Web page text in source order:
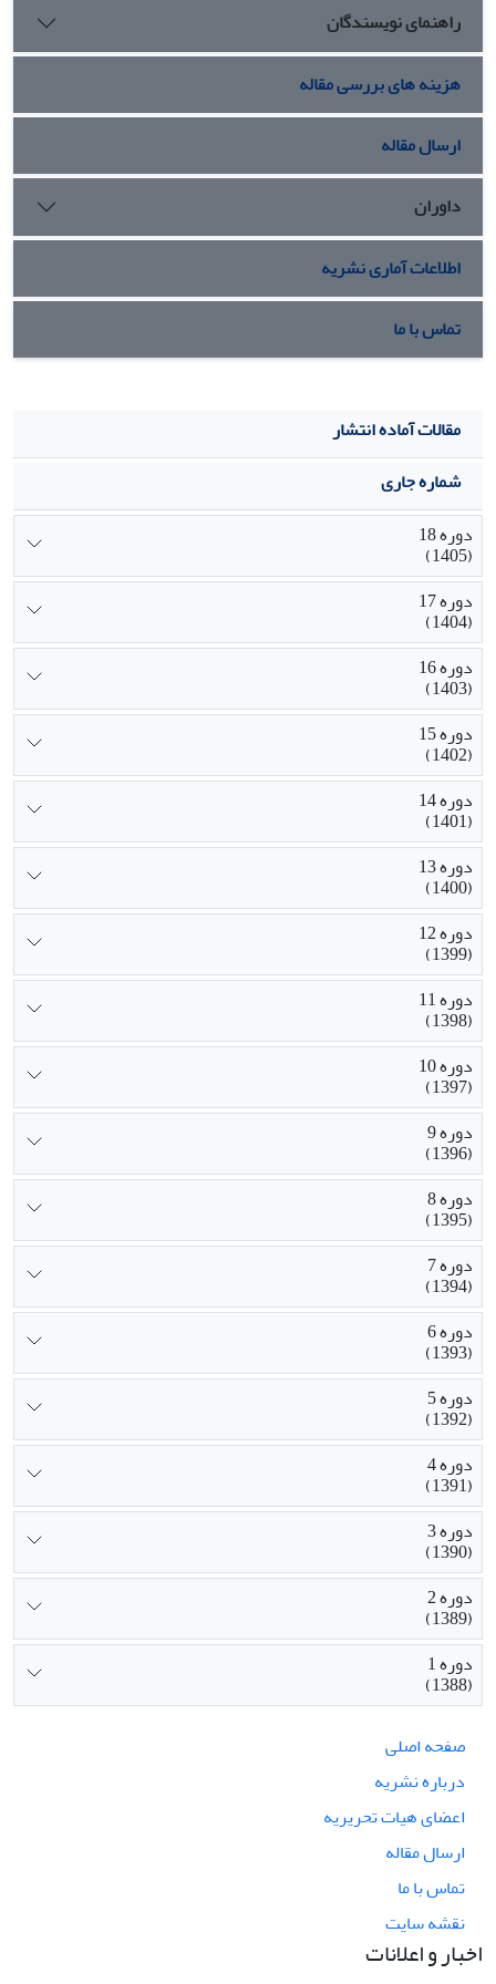
همچون یک معشوق یا مادر و گاه نفرت‏بار همچون یک وسوسه‏گر یا
ساحره برای ما وصف کرده باشند. به ‏یاری نوشتار زنانه، او جهان
پیرامون را با همة رخدادها و پدیده‏های شگفت‏آورش از دریچة
چشم خود برای خوانشگرانش ترسیم می‏کند.
راهنمای نویسندگان
هزینه های بررسی مقاله
ارسال مقاله
داوران
اطلاعات آماری نشریه
تماس با ما
مقالات آماده انتشار
شماره جاری
دوره 18
(1405)
دوره 17
(1404)
دوره 16
(1403)
دوره 15
(1402)
دوره 14
(1401)
دوره 13
(1400)
دوره 12
(1399)
دوره 11
(1398)
دوره 10
(1397)
دوره 9
(1396)
دوره 8
(1395)
دوره 7
(1394)
دوره 6
(1393)
دوره 5
(1392)
دوره 4
(1391)
دوره 3
(1390)
دوره 2
(1389)
دوره 1
(1388)
صفحه اصلی
درباره نشریه
اعضای هیات تحریریه
ارسال مقاله
تماس با ما
نقشه سایت
اخبار و اعلانات